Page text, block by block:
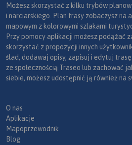
Możesz skorzystać z kilku trybów
i narciarskiego. Plan trasy zobaczysz na
mapowym z kolorowymi szlakami
Przy pomocy aplikacji możesz podążać
skorzystać z propozycji innych
ślad, dodawaj opisy, zapisuj i edytuj
ze społecznością Traseo lub zachować
siebie, możesz udostępnić ją również na
O nas
Aplikacje
Mapoprzewodnik
Blog